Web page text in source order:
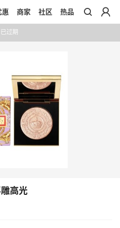
惠 商家 社区 热品
已过期
高光